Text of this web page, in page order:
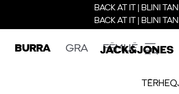
BACK AT IT | BLINI
BACK AT IT | BLINI
BURRA GRA FËMIJË